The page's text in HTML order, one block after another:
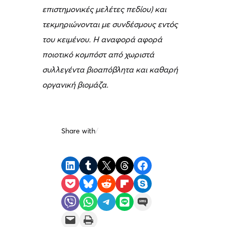
επιστημονικές μελέτες πεδίου) και
τεκμηριώνονται με συνδέσμους εντός
του κειμένου. Η αναφορά αφορά
ποιοτικό κομπόστ από χωριστά
συλλεγέντα βιοαπόβλητα και καθαρή
οργανική βιομάζα.
Share with/
Share on LinkedIn Share on Tumblr Share on X Share on Threads
Share on Facebook
Share on Pocket
Share on Bluesky Share on Reddit Share on Flipboard
Share on Skype
Share on Viber
Share on WhatsApp Share on Telegram Share on LINE
Share on SMS
Email this Page
Print this Page